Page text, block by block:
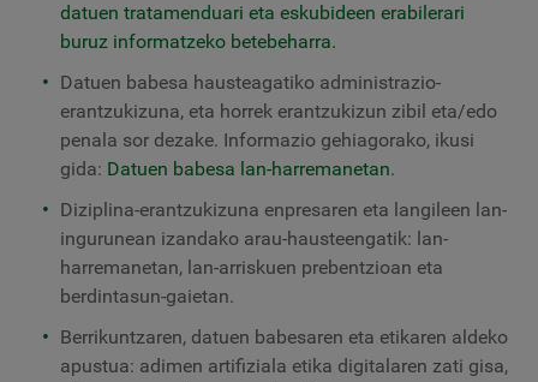
datuen tratamenduari eta eskubideen erabilerari
buruz informatzeko betebeharra.
Datuen babesa hausteagatiko administrazio-
erantzukizuna, eta horrek erantzukizun zibil eta/edo
penala sor dezake. Informazio gehiagorako, ikusi
gida: Datuen babesa lan-harremanetan.
Diziplina-erantzukizuna enpresaren eta langileen lan-
ingurunean izandako arau-hausteengatik: lan-
harremanetan, lan-arriskuen prebentzioan eta
berdintasun-gaietan.
Berrikuntzaren, datuen babesaren eta etikaren aldeko
apustua: adimen artifiziala etika digitalaren zati gisa,